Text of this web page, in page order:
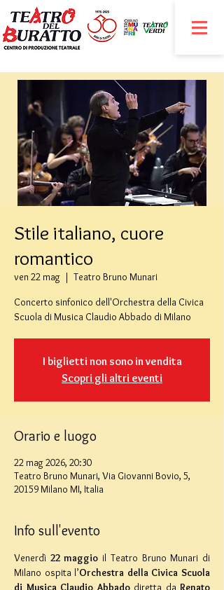
Stile italiano, cuore
romantico
ven 22 mag
  |
Teatro Bruno Munari
Concerto sinfonico dell'Orchestra della Civica
Scuola di Musica Claudio Abbado di Milano
I biglietti non sono in vendita
Scopri gli altri eventi
Orario e luogo
22 mag 2026, 20:30
Teatro Bruno Munari, Via Giovanni Bovio, 5,
20159 Milano MI, Italia
Info sull'evento
Venerdì 22 maggio il Teatro Bruno Munari di
Milano ospita l’Orchestra della Civica Scuola
di Musica Claudio Abbado diretta da Renato